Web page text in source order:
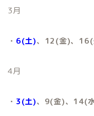
3月
・ 6(土)、12(金)、16(
4月
・ 3(土)、9(金)、14(